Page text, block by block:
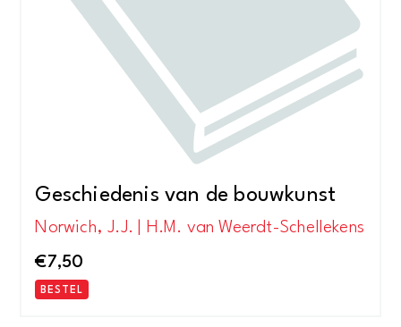
Geschiedenis van de bouwkunst
Norwich, J.J. | H.M. van Weerdt-Schellekens
€7,50
BESTEL